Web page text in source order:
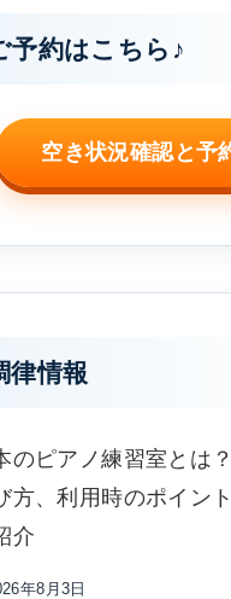
予約はこちら♪
空き状況確認と予
律情報
のピアノ練習室とは
方、利用時のポイン
介
年8月3日